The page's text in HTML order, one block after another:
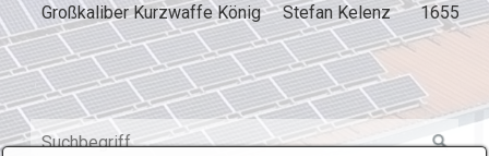
Großkaliber Kurzwaffe König
Stefan Kelenz 1655